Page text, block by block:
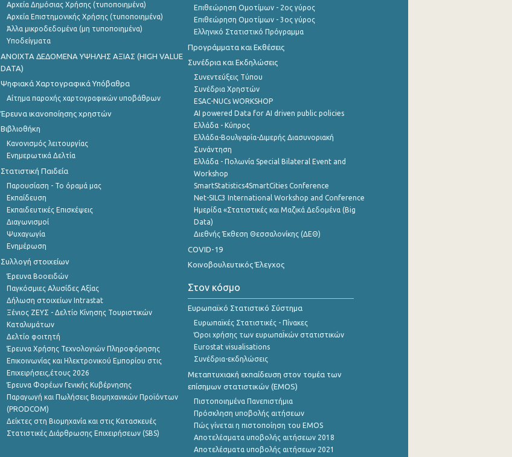
Αρχεία Δημόσιας Χρήσης (τυποποιημένα)
Αρχεία Επιστημονικής Χρήσης (τυποποιημένα)
Άλλα μικροδεδομένα (μη τυποποιημένα)
Υποδείγματα
ANOIXTA ΔΕΔΟΜΕΝΑ ΥΨΗΛΗΣ ΑΞΙΑΣ (HIGH VALUE
DATA)
Ψηφιακά Χαρτογραφικά Υπόβαθρα
Αίτημα παροχής χαρτογραφικών υποβάθρων
Έρευνα ικανοποίησης χρηστών
Βιβλιοθήκη
Κανονισμός λειτουργίας
Ενημερωτικά Δελτία
Στατιστική Παιδεία
Παρουσίαση - Το όραμά μας
Εκπαίδευση
Εκπαιδευτικές Επισκέψεις
Διαγωνισμοί
Ψυχαγωγία
Ενημέρωση
Συλλογή στοιχείων
Έρευνα Βοοειδών
Παγκόσμιες Αλυσίδες Αξίας
Δήλωση στοιχείων Intrastat
Ξένιος ΖΕΥΣ - Δελτίο Κίνησης Τουριστικών
Καταλυμάτων
Δελτίο φοιτητή
Έρευνα Χρήσης Τεχνολογιών Πληροφόρησης
Επικοινωνίας και Ηλεκτρονικού Εμπορίου στις
Επιχειρήσεις,έτους 2026
Έρευνα Φορέων Γενικής Κυβέρνησης
Παραγωγή και Πωλήσεις Βιομηχανικών Προϊόντων
(PRODCOM)
Δείκτες στη Βιομηχανία και στις Κατασκευές
Στατιστικές Διάρθρωσης Επιχειρήσεων (SBS)
Επιθεώρηση Ομοτίμων - 2ος γύρος
Επιθεώρηση Ομοτίμων - 3ος γύρος
Ελληνικό Στατιστικό Πρόγραμμα
Προγράμματα και Εκθέσεις
Συνέδρια και Εκδηλώσεις
Συνεντεύξεις Τύπου
Συνέδρια Χρηστών
ESAC-NUCs WORKSHOP
AI powered Data for AI driven public policies
Ελλάδα - Κύπρος
Ελλάδα-Βουλγαρία-Διμερής Διασυνοριακή
Συνάντηση
Ελλάδα - Πολωνία Special Bilateral Event and
Workshop
SmartStatistics4SmartCities Conference
Net-SILC3 International Workshop and Conference
Ημερίδα «Στατιστικές και Μαζικά Δεδομένα (Big
Data)
Διεθνής Έκθεση Θεσσαλονίκης (ΔΕΘ)
COVID-19
Κοινοβουλευτικός Έλεγχος
Στον κόσμο
Ευρωπαϊκό Στατιστικό Σύστημα
Ευρωπαϊκές Στατιστικές - Πίνακες
Όροι χρήσης των ευρωπαΪκών στατιστικών
Eurostat visualisations
Συνέδρια-εκδηλώσεις
Μεταπτυχιακή εκπαίδευση στον τομέα των
επίσημων στατιστικών (EMOS)
Πιστοποιημένα Πανεπιστήμια
Πρόσκληση υποβολής αιτήσεων
Πώς γίνεται η πιστοποίηση του EMOS
Αποτελέσματα υποβολής αιτήσεων 2018
Αποτελέσματα υποβολής αιτήσεων 2021